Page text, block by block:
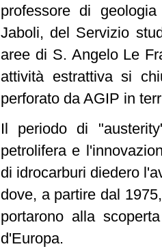
professore di
Jaboli, del Servizio
aree di S. Angelo Le
attività estrattiva si
perforato da AGIP in
Il periodo di
petrolifera e
di idrocarburi diedero
dove, a partire dal
portarono alla
d'Europa.